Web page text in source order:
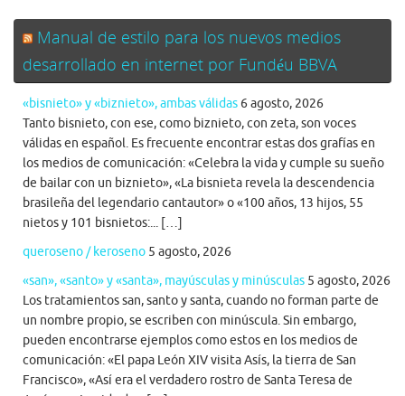
Manual de estilo para los nuevos medios
desarrollado en internet por Fundéu BBVA
«bisnieto» y «biznieto», ambas válidas 6 agosto, 2026
Tanto bisnieto, con ese, como biznieto, con zeta, son voces
válidas en español. Es frecuente encontrar estas dos grafías en
los medios de comunicación: «Celebra la vida y cumple su sueño
de bailar con un biznieto», «La bisnieta revela la descendencia
brasileña del legendario cantautor» o «100 años, 13 hijos, 55
nietos y 101 bisnietos:... […]
queroseno / keroseno 5 agosto, 2026
«san», «santo» y «santa», mayúsculas y minúsculas 5 agosto, 2026
Los tratamientos san, santo y santa, cuando no forman parte de
un nombre propio, se escriben con minúscula. Sin embargo,
pueden encontrarse ejemplos como estos en los medios de
comunicación: «El papa León XIV visita Asís, la tierra de San
Francisco», «Así era el verdadero rostro de Santa Teresa de